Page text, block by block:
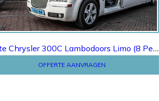
Witte Chrysler 300C Lambodoors Limo (8 Pers.)
OFFERTE AANVRAGEN